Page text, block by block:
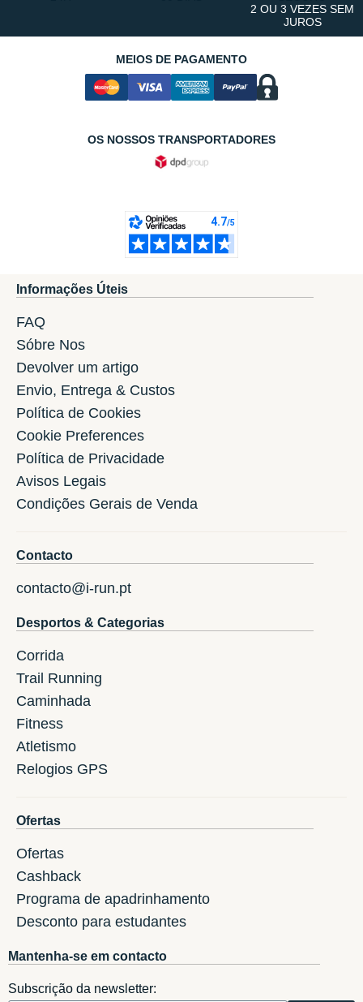
2 OU 3 VEZES SEM
JUROS
MEIOS DE PAGAMENTO
OS NOSSOS TRANSPORTADORES
Informações Úteis
FAQ
Sóbre Nos
Devolver um artigo
Envio, Entrega & Custos
Política de Cookies
Cookie Preferences
Política de Privacidade
Avisos Legais
Condições Gerais de Venda
Contacto
contacto@i-run.pt
Desportos & Categorias
Corrida
Trail Running
Caminhada
Fitness
Atletismo
Relogios GPS
Ofertas
Ofertas
Cashback
Programa de apadrinhamento
Desconto para estudantes
Mantenha-se em contacto
Subscrição da newsletter: